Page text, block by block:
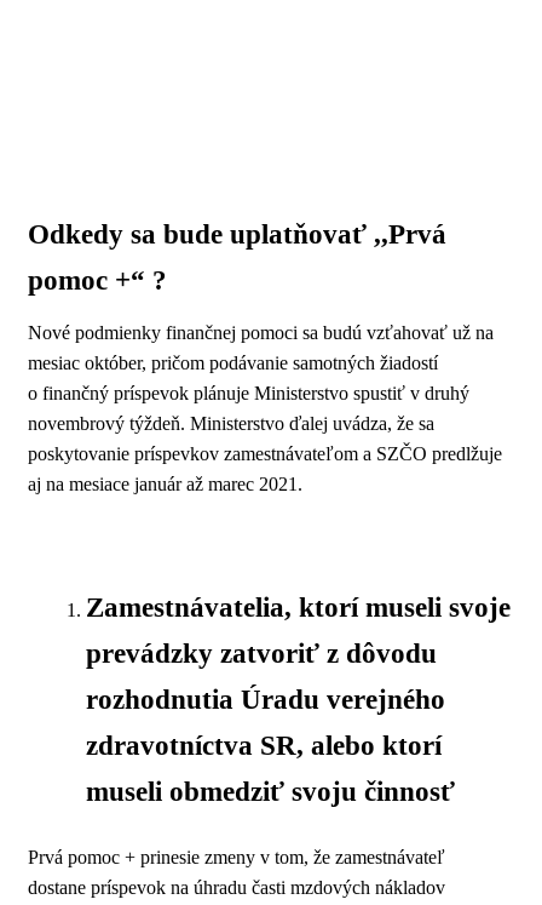
Odkedy sa bude uplatňovať ,,Prvá
pomoc +“ ?
Nové podmienky finančnej pomoci sa budú vzťahovať už na
mesiac október, pričom podávanie samotných žiadostí
o finančný príspevok plánuje Ministerstvo spustiť v druhý
novembrový týždeň. Ministerstvo ďalej uvádza, že sa
poskytovanie príspevkov zamestnávateľom a SZČO predlžuje
aj na mesiace január až marec 2021.
Zamestnávatelia, ktorí museli svoje
prevádzky zatvoriť z dôvodu
rozhodnutia Úradu verejného
zdravotníctva SR, alebo ktorí
museli obmedziť svoju činnosť
Prvá pomoc + prinesie zmeny v tom, že zamestnávateľ
dostane príspevok na úhradu časti mzdových nákladov